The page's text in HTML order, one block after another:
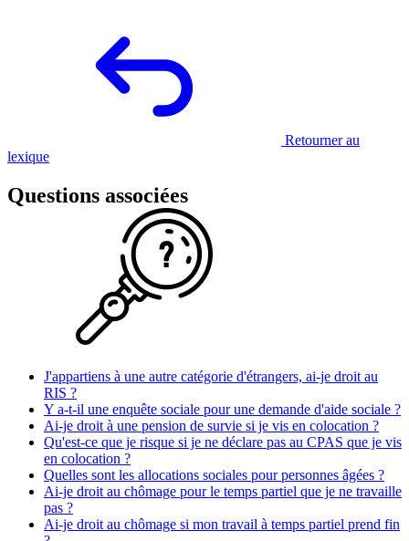
Retourner au
lexique
Questions associées
J'appartiens à une autre catégorie d'étrangers, ai-je droit au
RIS ?
Y a-t-il une enquête sociale pour une demande d'aide sociale ?
Ai-je droit à une pension de survie si je vis en colocation ?
Qu'est-ce que je risque si je ne déclare pas au CPAS que je vis
en colocation ?
Quelles sont les allocations sociales pour personnes âgées ?
Ai-je droit au chômage pour le temps partiel que je ne travaille
pas ?
Ai-je droit au chômage si mon travail à temps partiel prend fin